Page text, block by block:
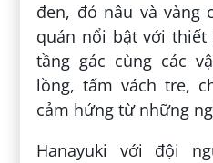
đen, đỏ nâu và vàng
quán nổi bật với thiết
tầng gác cùng các
lồng, tấm vách tre,
cảm hứng từ những
Hanayuki với đội